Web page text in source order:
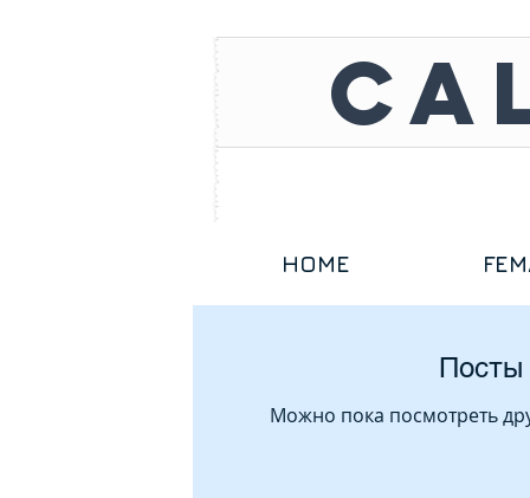
HOME
Посты
Можно пока посмотреть